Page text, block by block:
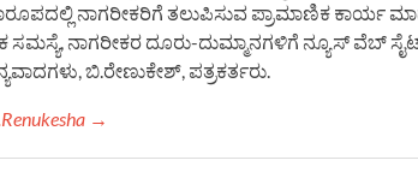
ನಾಗರೀಕರಿಗೆ ತಲುಪಿಸುವ ಪ್ರಾಮಾಣಿಕ ಕಾರ್ಯ
ಸಮಸ್ಯೆ, ನಾಗರೀಕರ ದೂರು-ದುಮ್ಮಾನಗಳಿಗೆ ನ್ಯೂಸ್ ವೆಬ್
ಬಿ.ರೇಣುಕೇಶ್, ಪತ್ರಕರ್ತರು.
→